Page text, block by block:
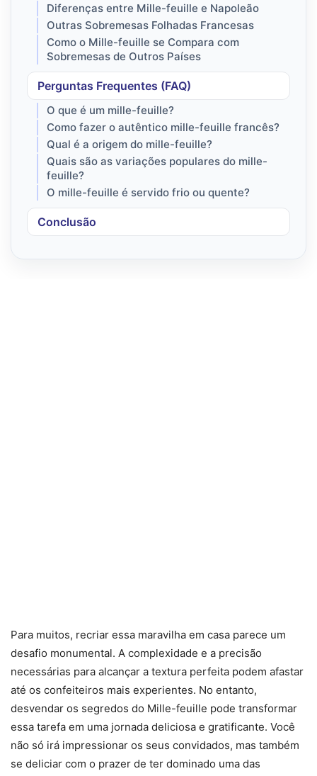
Diferenças entre Mille-feuille e Napoleão
Outras Sobremesas Folhadas Francesas
Como o Mille-feuille se Compara com
Sobremesas de Outros Países
Perguntas Frequentes (FAQ)
O que é um mille-feuille?
Como fazer o autêntico mille-feuille francês?
Qual é a origem do mille-feuille?
Quais são as variações populares do mille-
feuille?
O mille-feuille é servido frio ou quente?
Conclusão
Para muitos, recriar essa maravilha em casa parece um
desafio monumental. A complexidade e a precisão
necessárias para alcançar a textura perfeita podem afastar
até os confeiteiros mais experientes. No entanto,
desvendar os segredos do Mille-feuille pode transformar
essa tarefa em uma jornada deliciosa e gratificante. Você
não só irá impressionar os seus convidados, mas também
se deliciar com o prazer de ter dominado uma das